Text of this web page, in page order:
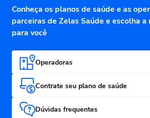
Conheça os planos de saúde e as
parceiras de Zelas Saúde e escolha
para você
Operadoras
Contrate seu plano de saúde
Dúvidas frequentes